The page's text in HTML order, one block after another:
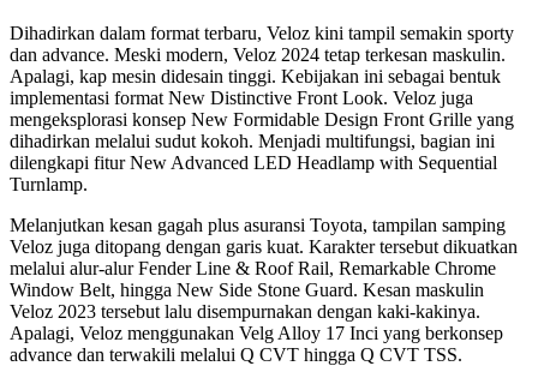
Dihadirkan dalam format terbaru, Veloz kini tampil semakin sporty
dan advance. Meski modern, Veloz 2024 tetap terkesan maskulin.
Apalagi, kap mesin didesain tinggi. Kebijakan ini sebagai bentuk
implementasi format New Distinctive Front Look. Veloz juga
mengeksplorasi konsep New Formidable Design Front Grille yang
dihadirkan melalui sudut kokoh. Menjadi multifungsi, bagian ini
dilengkapi fitur New Advanced LED Headlamp with Sequential
Turnlamp.
Melanjutkan kesan gagah plus asuransi Toyota, tampilan samping
Veloz juga ditopang dengan garis kuat. Karakter tersebut dikuatkan
melalui alur-alur Fender Line & Roof Rail, Remarkable Chrome
Window Belt, hingga New Side Stone Guard. Kesan maskulin
Veloz 2023 tersebut lalu disempurnakan dengan kaki-kakinya.
Apalagi, Veloz menggunakan Velg Alloy 17 Inci yang berkonsep
advance dan terwakili melalui Q CVT hingga Q CVT TSS.